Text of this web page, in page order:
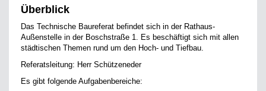
Überblick
Das Technische Baureferat befindet sich in der Rathaus-
Außenstelle in der Boschstraße 1. Es beschäftigt sich mit allen
städtischen Themen rund um den Hoch- und Tiefbau.
Referatsleitung: Herr Schützeneder
Es gibt folgende Aufgabenbereiche: